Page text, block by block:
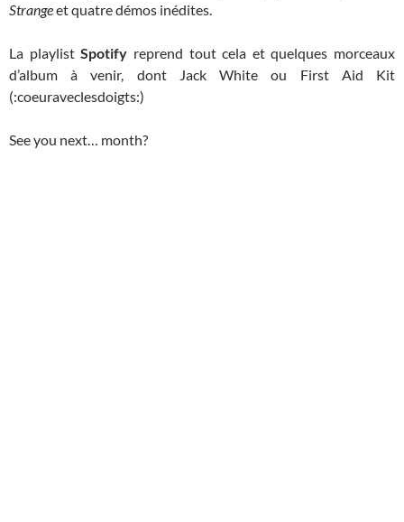
Strangeet quatre démos inédites.
La playlistSpotify reprend tout cela et quelques morceaux
d’album à venir, dont Jack White ou First Aid Kit
(:coeuraveclesdoigts:)
See you next… month?